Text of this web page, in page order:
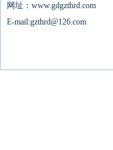
网址：www.gdgzthrd.com
E-mail:gzthrd@126.com